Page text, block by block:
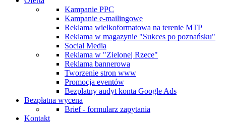
Kampanie PPC
Kampanie e-mailingowe
Reklama wielkoformatowa na terenie MTP
Reklama w magazynie "Sukces po poznańsku"
Social Media
Reklama w "Zielonej Rzece"
Reklama bannerowa
Tworzenie stron www
Promocja eventów
Bezpłatny audyt konta Google Ads
Bezpłatna wycena
Brief - formularz zapytania
Kontakt